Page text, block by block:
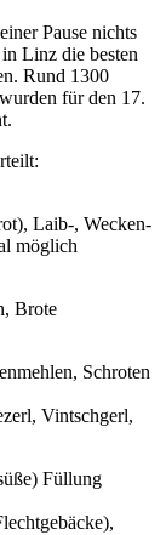
Pause nichts
Linz die besten
Rund 1300
für den 17.
Laib-, Wecken-
möglich
Brote
Schroten
Vintschgerl,
Füllung